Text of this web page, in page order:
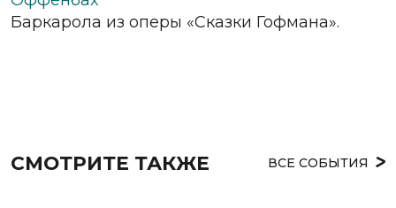
Баркарола из оперы «Сказки Гофмана».
СМОТРИТЕ ТАКЖЕ ВСЕ СОБЫТИЯ